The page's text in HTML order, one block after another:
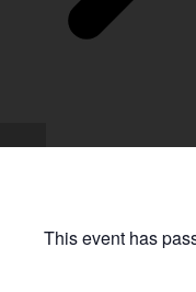
This event has